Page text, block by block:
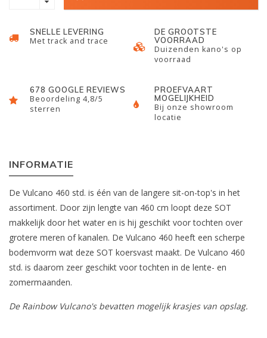
SNELLE LEVERING
Met track and trace
DE GROOTSTE
VOORRAAD
Duizenden kano's op
voorraad
678 GOOGLE REVIEWS
Beoordeling 4,8/5
sterren
PROEFVAART
MOGELIJKHEID
Bij onze showroom
locatie
INFORMATIE
De Vulcano 460 std. is één van de langere sit-on-top's in het
assortiment. Door zijn lengte van 460 cm loopt deze SOT
makkelijk door het water en is hij geschikt voor tochten over
grotere meren of kanalen. De Vulcano 460 heeft een scherpe
bodemvorm wat deze SOT koersvast maakt. De Vulcano 460
std. is daarom zeer geschikt voor tochten in de lente- en
zomermaanden.
De Rainbow Vulcano's bevatten mogelijk krasjes van opslag.